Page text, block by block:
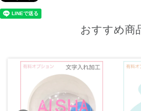
おすすめ商